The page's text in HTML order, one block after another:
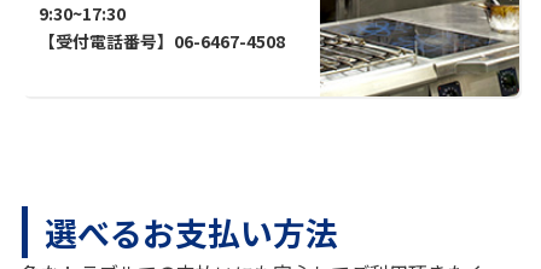
9:30~17:30
【受付電話番号】06-6467-4508
選べるお支払い方法